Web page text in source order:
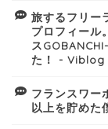
旅するフリー
プロフィール。
ス
た！ - Viblog
フランスワー
以上を貯めた